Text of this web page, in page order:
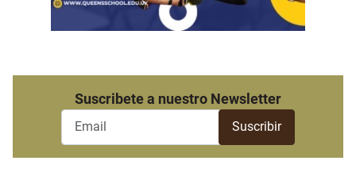
Suscribete a nuestro Newsletter